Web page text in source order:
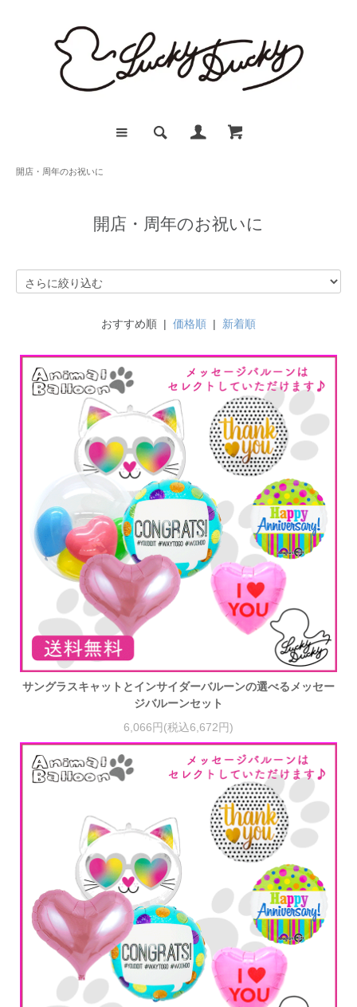
開店・周年のお祝いに
開店・周年のお祝いに
おすすめ順 | 価格順 | 新着順
サングラスキャットとインサイダーバルーンの選べるメッセー
ジバルーンセット
6,066円(税込6,672円)